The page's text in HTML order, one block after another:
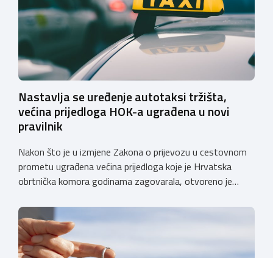
Nastavlja se uređenje autotaksi tržišta,
većina prijedloga HOK-a ugrađena u novi
pravilnik
Nakon što je u izmjene Zakona o prijevozu u cestovnom
prometu ugrađena većina prijedloga koje je Hrvatska
obrtnička komora godinama zagovarala, otvoreno je
dopunama Pravilnika o posebnim uvjetima za vozila
kojima se obavlja javni cestovni prijevoz i prijevoz za
vlastite potrebe. Komora će se i u ovom […]